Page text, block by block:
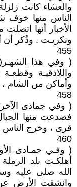
والعشاء كانت
الناس منها خوف
الأخبار أنها
وتكريـت . وذُكر أن
455
( وفي هذا الشهـر‏(
واللاذقيـة
وأماكن من
458
( وفي جمادى
فصدعت منها
قرى ، وخرج الناس
460
( وفـي جمـادى
أهلكـت بلد
الله صلى عليه
وانشقت الأرض